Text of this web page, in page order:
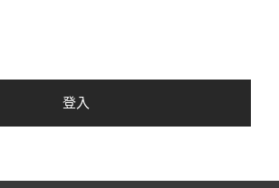
登入